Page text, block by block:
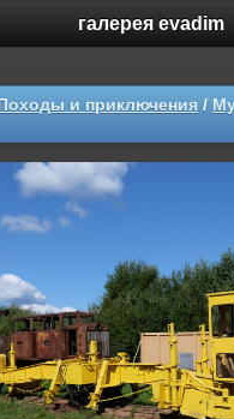
галерея evadim
и приключения /